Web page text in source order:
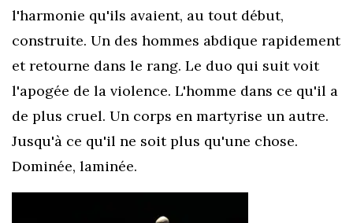
l'harmonie qu'ils avaient, au tout début,
construite. Un des hommes abdique rapidement
et retourne dans le rang. Le duo qui suit voit
l'apogée de la violence. L'homme dans ce qu'il a
de plus cruel. Un corps en martyrise un autre.
Jusqu'à ce qu'il ne soit plus qu'une chose.
Dominée, laminée.